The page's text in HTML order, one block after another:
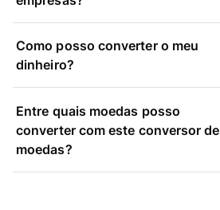
Como posso converter o meu
dinheiro?
Entre quais moedas posso
converter com este conversor de
moedas?